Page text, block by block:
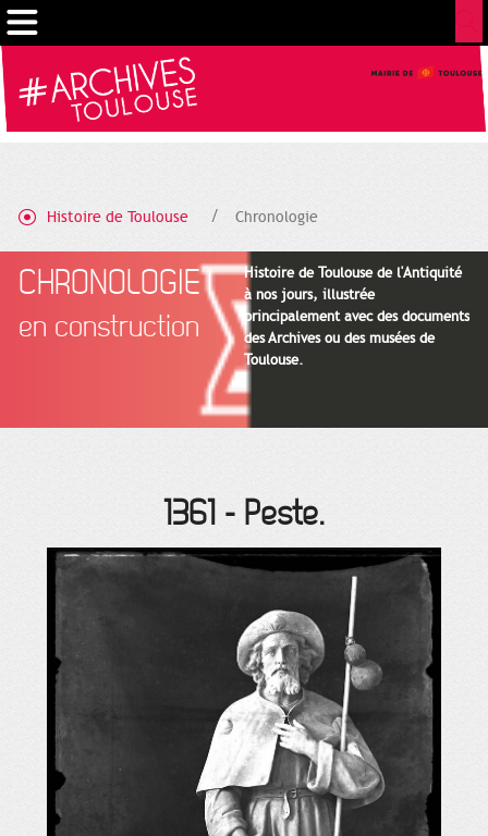
Histoire de Toulouse Chronologie
CHRONOLOGIE
en construction
Histoire de Toulouse de l'Antiquité
à nos jours, illustrée
principalement avec des documents
des Archives ou des musées de
Toulouse.
1361- Peste.
Gestion de vos préférences sur les cookies